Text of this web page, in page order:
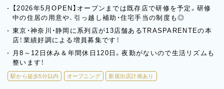
【2026年5月OPEN】オープンまでは既存店で研修を予定。研修
中の住居の用意や、引っ越し補助・住宅手当の制度も◎
東京・神奈川・静岡に系列店が13店舗あるTRASPARENTEの本
店！業績好調による増員募集です！
月8～12日休み＆年間休日120日。夜勤がないので生活リズムも
整います！
駅から徒歩5分以内 オープニング 新規出店計画あり